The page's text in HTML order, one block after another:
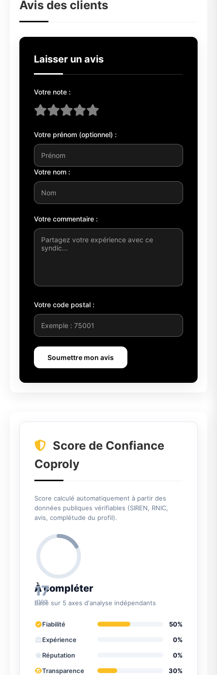
Avis des clients
Laisser un avis
Votre note :
Votre prénom (optionnel) :
Votre nom :
Votre commentaire :
Votre code postal :
Soumettre mon avis
Score de Confiance
Coproly
Score calculé automatiquement à partir des
données publiques vérifiables (SIREN, RNIC,
avis, complétude du profil).
17
/100
À compléter
Basé sur 5 axes d'analyse indépendants
Fiabilité
50%
Expérience
0%
Réputation
0%
Transparence
30%